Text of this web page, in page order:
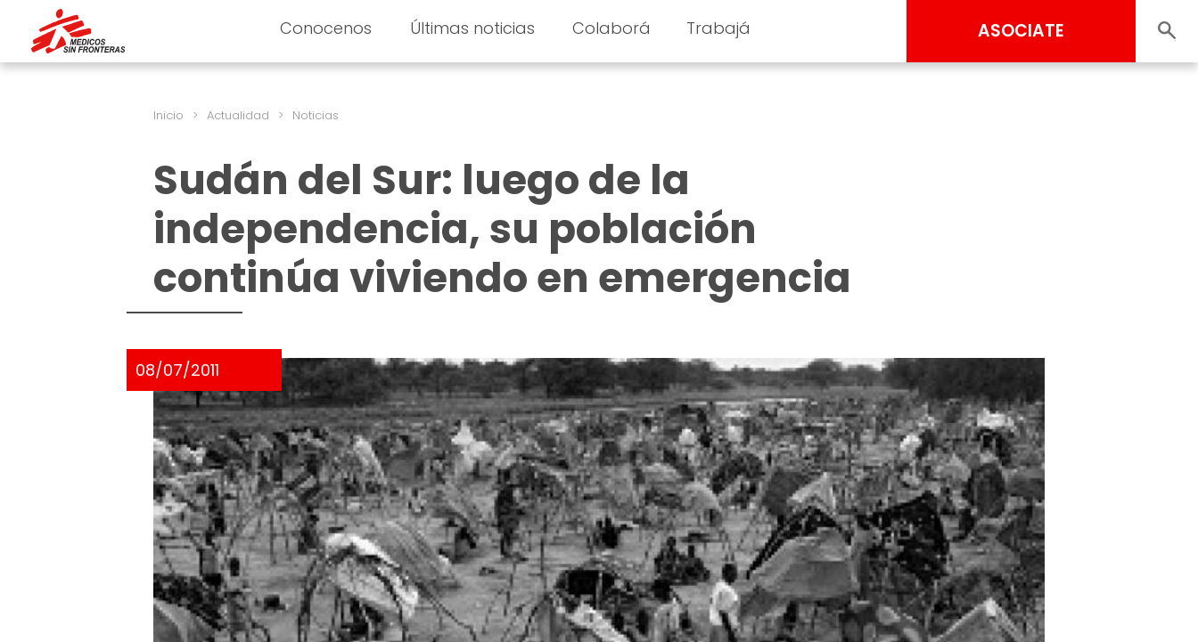
Conocenos Últimas noticias Colaborá Trabajá ASOCIATE
Inicio > Actualidad > Noticias
Sudán del Sur: luego de la
independencia, su población
continúa viviendo en emergencia
08/07/2011